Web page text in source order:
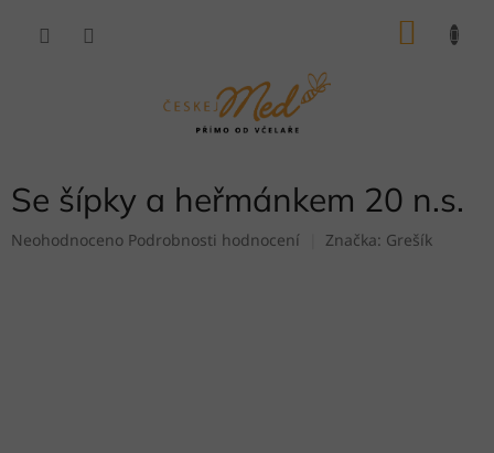
Se šípky a heřmánkem 20 n.s.
Průměrné
Neohodnoceno Podrobnosti hodnocení Značka: Grešík